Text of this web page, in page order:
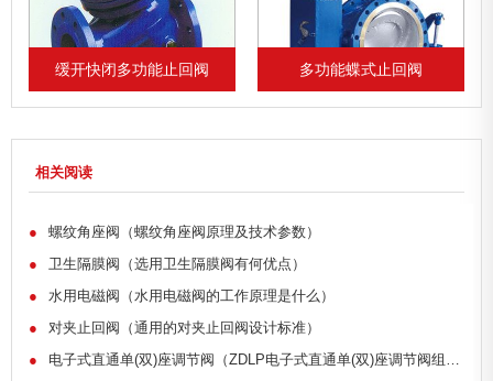
缓开快闭多功能止回阀 多功能蝶式止回阀
相关阅读
●
螺纹角座阀（螺纹角座阀原理及技术参数）
●
卫生隔膜阀（选用卫生隔膜阀有何优点）
●
水用电磁阀（水用电磁阀的工作原理是什么）
●
对夹止回阀（通用的对夹止回阀设计标准）
●
电子式直通单(双)座调节阀（ZDLP电子式直通单(双)座调节阀组成部分）